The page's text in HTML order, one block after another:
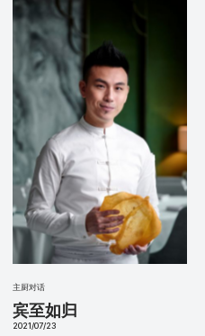
主厨对话
宾至如归
2021/07/23